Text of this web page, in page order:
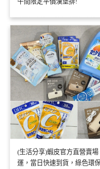
(生活分享)蝦皮官方直營賣
運，當日快速到貨，綠色環